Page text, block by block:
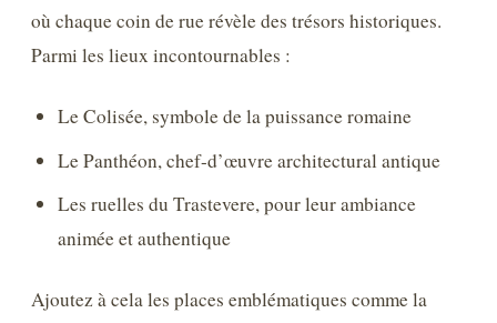
où chaque coin de rue révèle des trésors historiques.
Parmi les lieux incontournables :
Le Colisée, symbole de la puissance romaine
Le Panthéon, chef-d’œuvre architectural antique
Les ruelles du Trastevere, pour leur ambiance
animée et authentique
Ajoutez à cela les places emblématiques comme la